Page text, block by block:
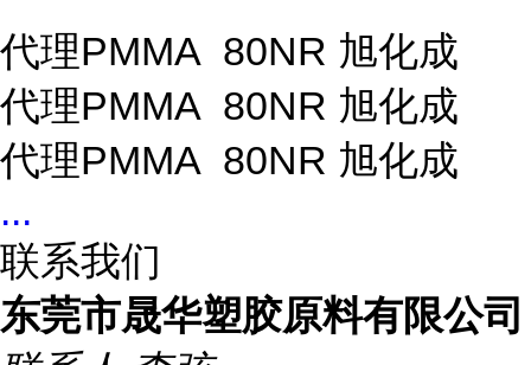
代理PMMA 80NR 旭化成
代理PMMA 80NR 旭化成
代理PMMA 80NR 旭化成
...
联系我们
东莞市晟华塑胶原料有限公司